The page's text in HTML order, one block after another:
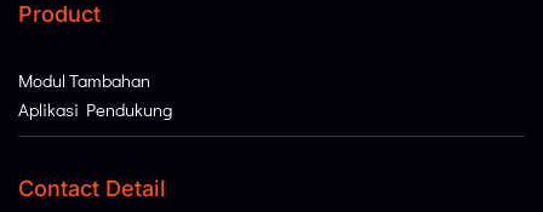
Product
Modul Tambahan
Aplikasi Pendukung
Contact Detail